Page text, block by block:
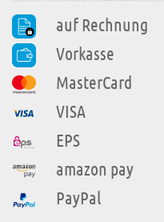
auf Rechnung
Vorkasse
MasterCard
VISA
EPS
amazon pay
PayPal